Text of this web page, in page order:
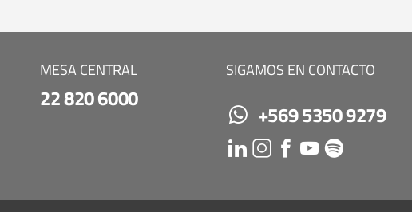
MESA CENTRAL
22 820 6000
SIGAMOS EN CONTACTO
+569 5350 9279